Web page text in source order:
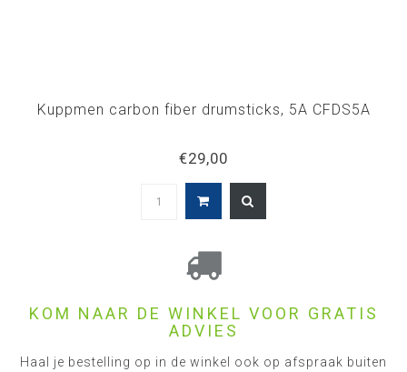
Kuppmen carbon fiber drumsticks, 5A CFDS5A
€29,00
KOM NAAR DE WINKEL VOOR GRATIS
ADVIES
Haal je bestelling op in de winkel ook op afspraak buiten